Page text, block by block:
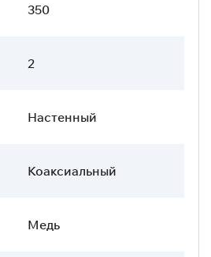
350
2
Настенный
Коаксиальный
Медь